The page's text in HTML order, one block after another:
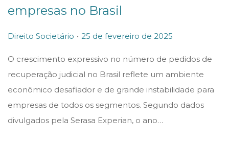
empresas no Brasil
P
s
t
e
d
Direito Societário . P
s
t
e
d
o
25 de fevereiro de 2025
O crescimento expressivo no número de pedidos de
recuperação judicial no Brasil reflete um ambiente
econômico desafiador e de grande instabilidade para
empresas de todos os segmentos. Segundo dados
divulgados pela Serasa Experian, o ano…